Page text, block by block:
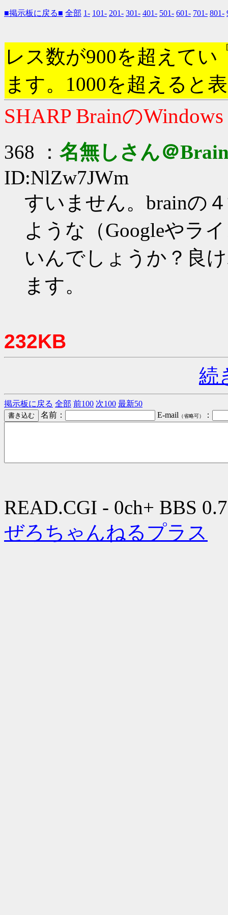
■掲示板に戻る■ 全部 1- 101- 201- 301- 401- 501- 601- 701- 801-
レス数が900を超えてい
ます。1000を超えると
SHARP Brainの
368 ： 名無しさん＠
ID:NlZw7JWm
すいません。brainの
ような（Googleやラ
いんでしょうか？良
ます。
232KB
続
掲示板に戻る 全部 前100 次100 最新50
名前：
E-mail （省略可） ：
READ.CGI - 0ch+ BBS
ぜろちゃんねるプラス